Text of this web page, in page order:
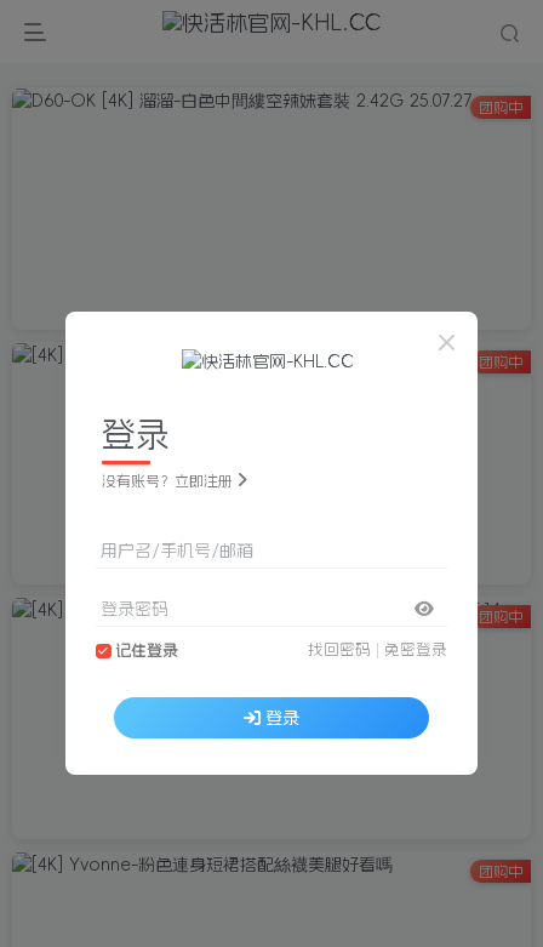
团购中
团购中
团购中
团购中
登录
没有账号？立即注册
用户名/手机号/邮箱
登录密码
记住登录 找回密码 免密登录
登录